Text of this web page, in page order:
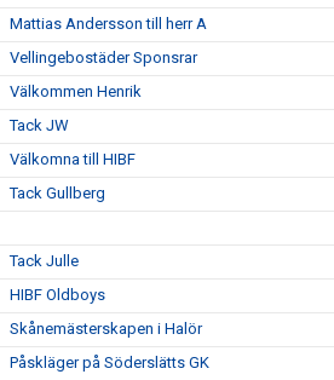
Mattias Andersson till herr A
Vellingebostäder Sponsrar
Välkommen Henrik
Tack JW
Välkomna till HIBF
Tack Gullberg
Tack Julle
HIBF Oldboys
Skånemästerskapen i Halör
Påskläger på Söderslätts GK